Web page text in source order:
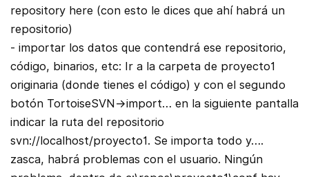
repository here (con esto le dices que ahí habrá un
repositorio)
- importar los datos que contendrá ese repositorio,
código, binarios, etc: Ir a la carpeta de proyecto1
originaria (donde tienes el código) y con el segundo
botón TortoiseSVN->import… en la siguiente pantalla
indicar la ruta del repositorio
svn://localhost/proyecto1. Se importa todo y….
zasca, habrá problemas con el usuario. Ningún